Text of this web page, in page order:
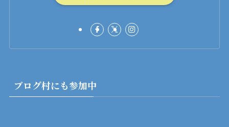
ブログ村にも参加中